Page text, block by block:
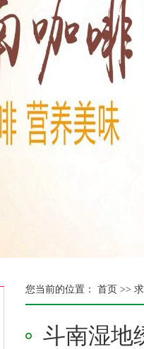
您当前的位置： 首页 >>
斗南湿地